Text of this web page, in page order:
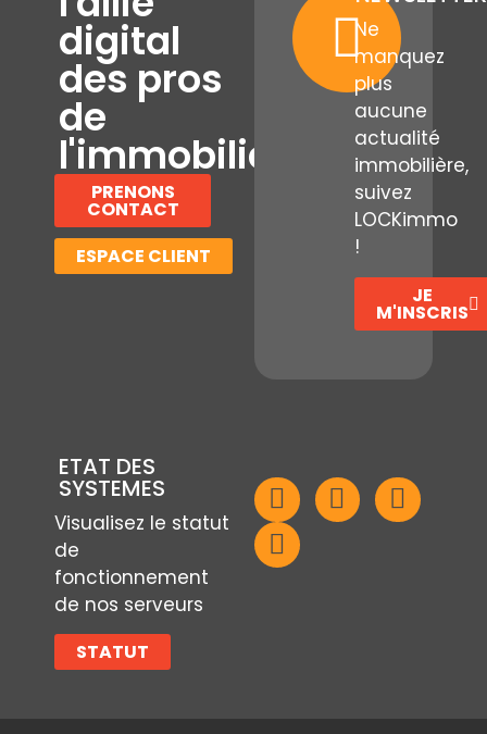
digital
des pros
de
l'immobilier
PRENONS
CONTACT
ESPACE CLIENT
Ne
manquez
plus
aucune
actualité
immobilière,
suivez
LOCKimmo
!
JE
M'INSCRIS
ETAT DES
SYSTEMES
Visualisez le statut
de
fonctionnement
de nos serveurs
STATUT